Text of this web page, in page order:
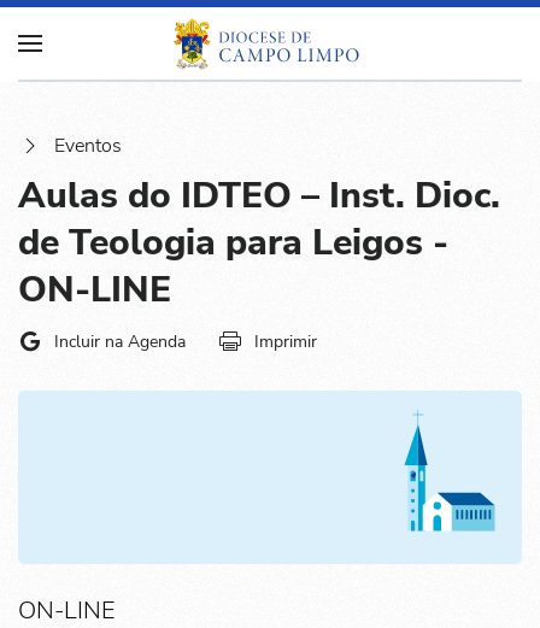
Eventos
Aulas do IDTEO – Inst. Dioc.
de Teologia para Leigos -
ON-LINE
Incluir na Agenda Imprimir
ON-LINE